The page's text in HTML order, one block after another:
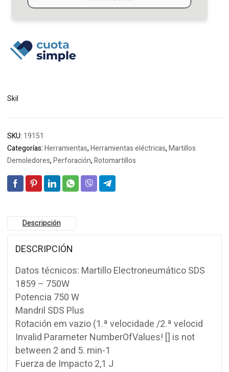
Skil
SKU: 19151
Categorías:Herramientas,Herramientas eléctricas,Martillos
Demoledores,Perforación,Rotomartillos
Descripción
DESCRIPCIÓN
Datos técnicos: Martillo Electroneumático SDS
1859 – 750W
Potencia 750 W
Mandril SDS Plus
Rotación em vazio (1.ª velocidade /2.ª velocid
Invalid Parameter NumberOfValues! [] is not
between 2 and 5. min-1
Fuerza de Impacto 2,1 J